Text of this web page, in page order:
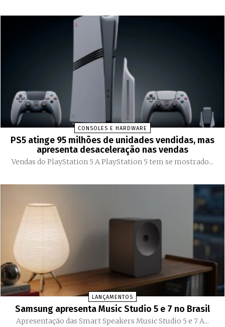
CONSOLES E HARDWARE
PS5 atinge 95 milhões de unidades vendidas, mas
apresenta desaceleração nas vendas
Vendas do PlayStation 5 A PlayStation 5 tem se mostrado...
LANÇAMENTOS
Samsung apresenta Music Studio 5 e 7 no Brasil
Apresentação das Smart Speakers Music Studio 5 e 7 A...